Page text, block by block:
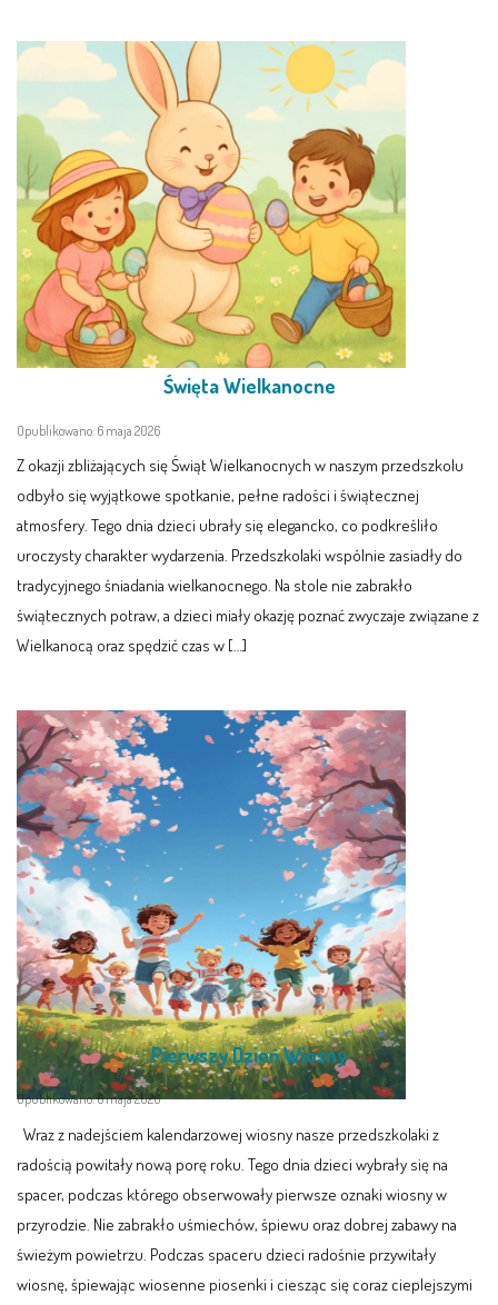
KONKURSY
NASI PRZYJACIELE
KĄCIK DLA RODZICÓW
AKTUALNOŚCI
PORADY DLA RODZICÓW
REKRUTACJA
DOKUMENTY DO POBRANIA
COVID – 19
BIP
E-DZIENNIK
LOGOWANIE
REJESTRACJA KONTA
KONTAKT
Święta Wielkanocne
Opublikowano: 6 maja 2026
Z okazji zbliżających się Świąt Wielkanocnych w naszym przedszkolu
odbyło się wyjątkowe spotkanie, pełne radości i świątecznej
atmosfery. Tego dnia dzieci ubrały się elegancko, co podkreśliło
uroczysty charakter wydarzenia. Przedszkolaki wspólnie zasiadły do
tradycyjnego śniadania wielkanocnego. Na stole nie zabrakło
świątecznych potraw, a dzieci miały okazję poznać zwyczaje związane z
Wielkanocą oraz spędzić czas w […]
Pierwszy Dzień Wiosny
Opublikowano: 6 maja 2026
Wraz z nadejściem kalendarzowej wiosny nasze przedszkolaki z
radością powitały nową porę roku. Tego dnia dzieci wybrały się na
spacer, podczas którego obserwowały pierwsze oznaki wiosny w
przyrodzie. Nie zabrakło uśmiechów, śpiewu oraz dobrej zabawy na
świeżym powietrzu. Podczas spaceru dzieci radośnie przywitały
wiosnę, śpiewając wiosenne piosenki i ciesząc się coraz cieplejszymi